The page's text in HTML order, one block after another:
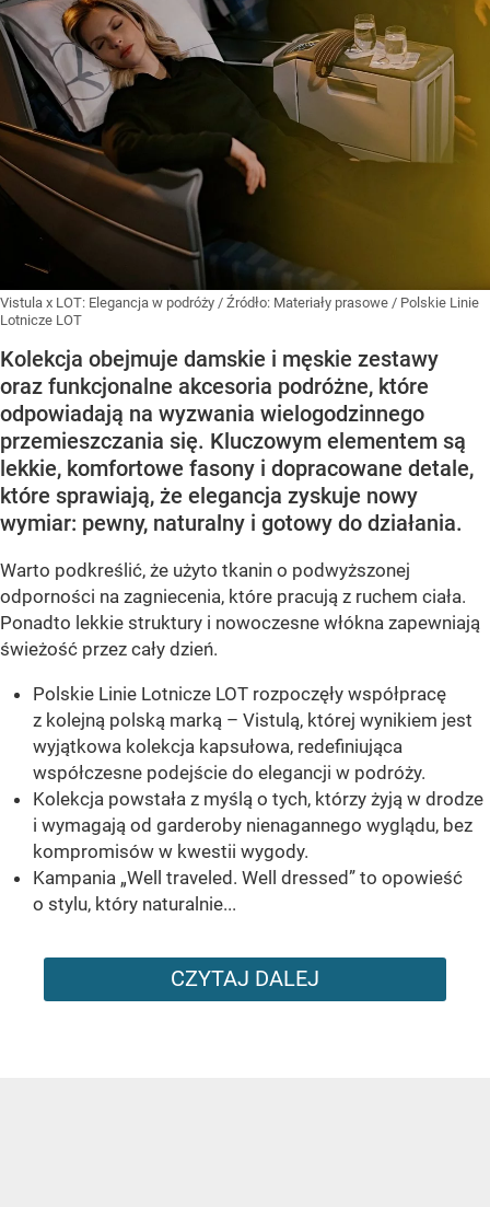
Vistula x LOT: Elegancja w podróży / Źródło: Materiały prasowe / Polskie Linie
Lotnicze LOT
Kolekcja obejmuje damskie i męskie zestawy
oraz funkcjonalne akcesoria podróżne, które
odpowiadają na wyzwania wielogodzinnego
przemieszczania się. Kluczowym elementem są
lekkie, komfortowe fasony i dopracowane detale,
które sprawiają, że elegancja zyskuje nowy
wymiar: pewny, naturalny i gotowy do działania.
Warto podkreślić, że użyto tkanin o podwyższonej
odporności na zagniecenia, które pracują z ruchem ciała.
Ponadto lekkie struktury i nowoczesne włókna zapewniają
świeżość przez cały dzień.
Polskie Linie Lotnicze LOT rozpoczęły współpracę
z kolejną polską marką – Vistulą, której wynikiem jest
wyjątkowa kolekcja kapsułowa, redefiniująca
współczesne podejście do elegancji w podróży.
Kolekcja powstała z myślą o tych, którzy żyją w drodze
i wymagają od garderoby nienagannego wyglądu, bez
kompromisów w kwestii wygody.
Kampania „Well traveled. Well dressed” to opowieść
o stylu, który naturalnie...
CZYTAJ DALEJ